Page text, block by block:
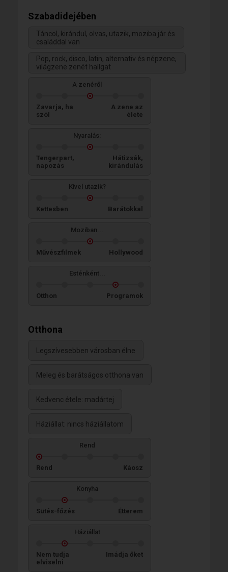
Szabadidejében
Táncol, kirándul, olvas, utazik, moziba jár és
családdal van
Pop, rock, disco, latin, alternativ és népzene,
világzene zenét hallgat
A zenéről
Zavarja, ha
szól
A zene az
élete
Nyaralás:
Tengerpart,
napozás
Hátizsák,
kirándulás
Kivel utazik?
Kettesben Barátokkal
Moziban...
Művészfilmek Hollywood
Esténként...
Otthon Programok
Otthona
Legszívesebben városban élne
Meleg és barátságos otthona van
Kedvenc étele: madártej
Háziállat: nincs háziállatom
Rend
Rend Káosz
Konyha
Sütés-főzés Étterem
Háziállat
Nem tudja
elviselni
Imádja őket